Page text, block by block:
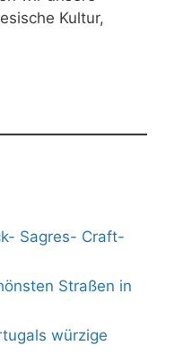
Kultur,
Sagres- Craft-
Straßen in
würzige